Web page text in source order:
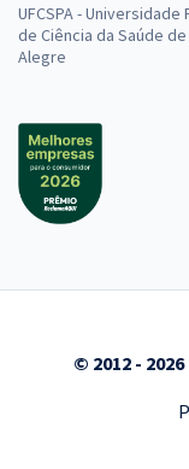
UFCSPA - Universidade
de Ciência da Saúde
Alegre
© 2012 -